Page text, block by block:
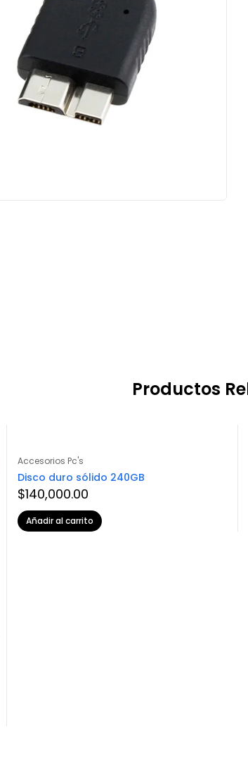
Productos
Accesorios Pc's
Disco duro sólido 240GB
$140,000.00
Añadir al carrito